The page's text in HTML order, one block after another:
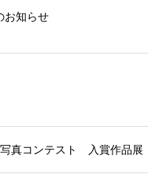
お知らせ
真コンテスト 入賞作品展